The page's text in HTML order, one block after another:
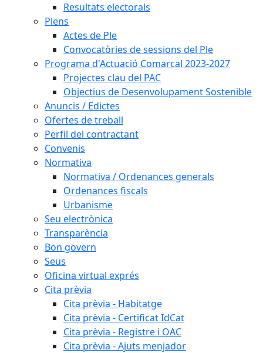
Resultats electorals
Plens
Actes de Ple
Convocatòries de sessions del Ple
Programa d'Actuació Comarcal 2023-2027
Projectes clau del PAC
Objectius de Desenvolupament Sostenible
Anuncis / Edictes
Ofertes de treball
Perfil del contractant
Convenis
Normativa
Normativa / Ordenances generals
Ordenances fiscals
Urbanisme
Seu electrònica
Transparència
Bon govern
Seus
Oficina virtual exprés
Cita prèvia
Cita prèvia - Habitatge
Cita prèvia - Certificat IdCat
Cita prèvia - Registre i OAC
Cita prèvia - Ajuts menjador